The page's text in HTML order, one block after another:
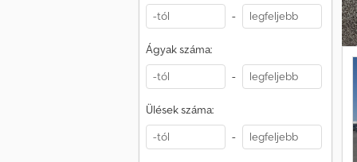
-
Ágyak száma:
-
Ülések száma:
-